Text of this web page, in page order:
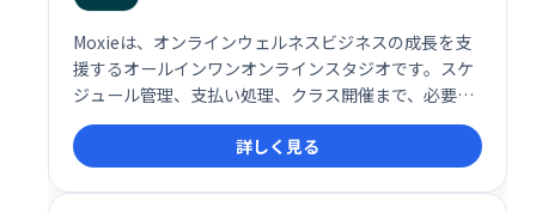
Moxieは、オンラインウェルネスビジネスの成長を支
援するオールインワンオンラインスタジオです。スケ
ジュール管理、支払い処理、クラス開催まで、必要な
機能を1つのプラットフォームで提供します。複雑な
作業をシンプルに効率化し、ビジネス拡大に集中でき
る環境を提供します。 あなたのオンラインウェルネス
ビジネスを、Moxieで次のレベルへ。
詳しく見る